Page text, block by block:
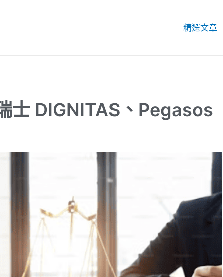
精選文章
士 DIGNITAS、Pegasos